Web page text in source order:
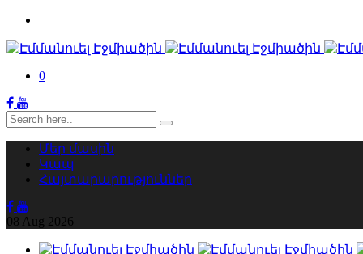
0
Մեր մասին
Կապ
Հայտարարություններ
08 Aug 2026